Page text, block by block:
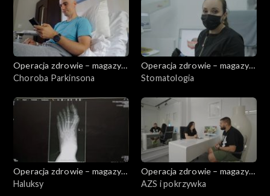
Operacja zdrowie – magazyn
medyczny
Choroba Parkinsona
Operacja zdrowie – magazyn
medyczny
Stomatologia
Operacja zdrowie – magazyn
medyczny
Haluksy
Operacja zdrowie – magazyn
medyczny
AZS i pokrzywka